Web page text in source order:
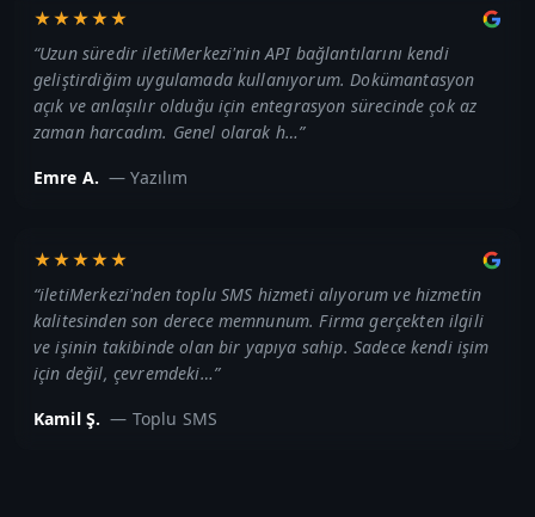
★★★★★
“Uzun süredir iletiMerkezi'nin API bağlantılarını kendi
geliştirdiğim uygulamada kullanıyorum. Dokümantasyon
açık ve anlaşılır olduğu için entegrasyon sürecinde çok az
zaman harcadım. Genel olarak h…”
Emre A. —Yazılım
★★★★★
“iletiMerkezi'nden toplu SMS hizmeti alıyorum ve hizmetin
kalitesinden son derece memnunum. Firma gerçekten ilgili
ve işinin takibinde olan bir yapıya sahip. Sadece kendi işim
için değil, çevremdeki…”
Kamil Ş. — Toplu SMS